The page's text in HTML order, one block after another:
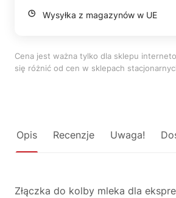
Wysyłka z magazynów w UE
Cena jest ważna tylko dla sklepu
się różnić od cen w sklepach
Opis Recenzje Uwaga!
Złączka do kolby mleka dla